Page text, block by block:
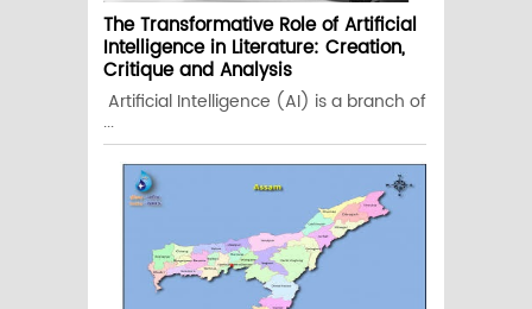
The Transformative Role of Artificial
Intelligence in Literature: Creation,
Critique and Analysis
Artificial Intelligence (AI) is a branch of
...